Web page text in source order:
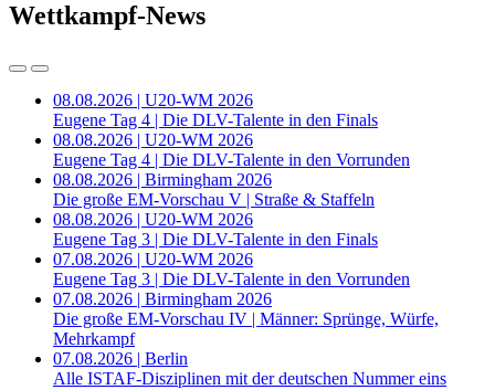
Wettkampf-News
08.08.2026 | U20-WM 2026
Eugene Tag 4 | Die DLV-Talente in den Finals
08.08.2026 | U20-WM 2026
Eugene Tag 4 | Die DLV-Talente in den Vorrunden
08.08.2026 | Birmingham 2026
Die große EM-Vorschau V | Straße & Staffeln
08.08.2026 | U20-WM 2026
Eugene Tag 3 | Die DLV-Talente in den Finals
07.08.2026 | U20-WM 2026
Eugene Tag 3 | Die DLV-Talente in den Vorrunden
07.08.2026 | Birmingham 2026
Die große EM-Vorschau IV | Männer: Sprünge, Würfe,
Mehrkampf
07.08.2026 | Berlin
Alle ISTAF-Disziplinen mit der deutschen Nummer eins